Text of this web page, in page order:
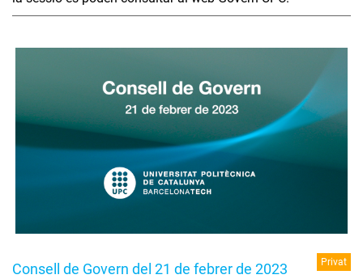
Consell de Govern del 21 de febrer de 2023 Privat